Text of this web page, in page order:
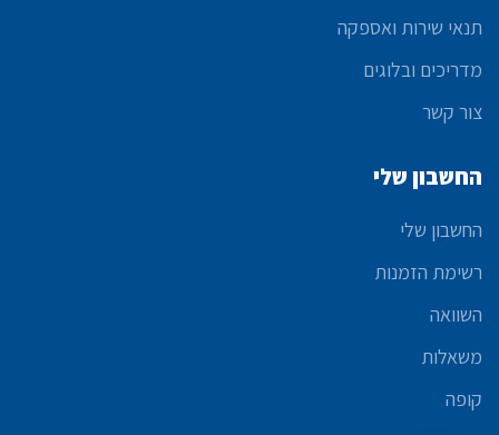
תנאי שירות ואספקה
מדריכים ובלוגים
צור קשר
החשבון שלי
החשבון שלי
רשימת הזמנות
השוואה
משאלות
קופה